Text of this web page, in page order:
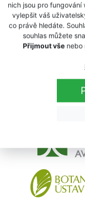
nich jsou pro fungování
vylepšit váš
co právě hledáte.
souhlas můžete
Přijmout vše nebo